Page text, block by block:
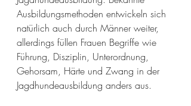
Ausbildungsmethoden entwickeln sich
natürlich auch durch Männer weiter,
allerdings füllen Frauen Begriffe wie
Führung, Disziplin, Unterordnung,
Gehorsam, Härte und Zwang in der
Jagdhundeausbildung anders aus.